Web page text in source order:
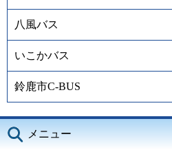
八風バス
いこかバス
鈴鹿市C-BUS
メニュー